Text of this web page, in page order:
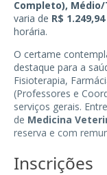
Completo),
varia de R$ 1.249,94
horária.
O certame
destaque para a
Fisioterapia,
(Professores e
serviços gerais.
de Medicina
reserva e com
Inscrições